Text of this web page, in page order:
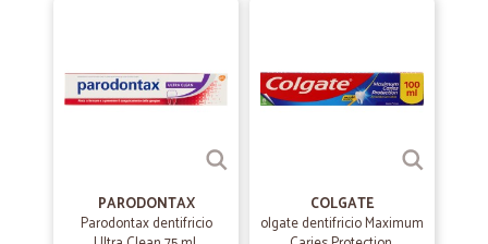
17/07/2020
—Maurizio R.
Veloce nelle consegne arrivato tutto…
—Trustpilot
PARODONTAX
Parodontax dentifricio
COLGATE
olgate dentifricio Maximum